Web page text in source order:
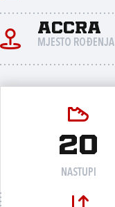
Accra
MJESTO ROĐENJA
20
NASTUPI